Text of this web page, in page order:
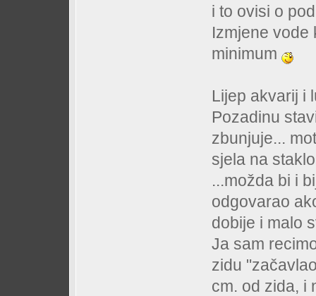
i to ovisi o
Izmjene vode
minimum
Lijep akvarij i
Pozadinu
zbunjuje...
sjela na
...možda bi i
odgovarao
dobije i malo
Ja sam
zidu
cm. od zida, i